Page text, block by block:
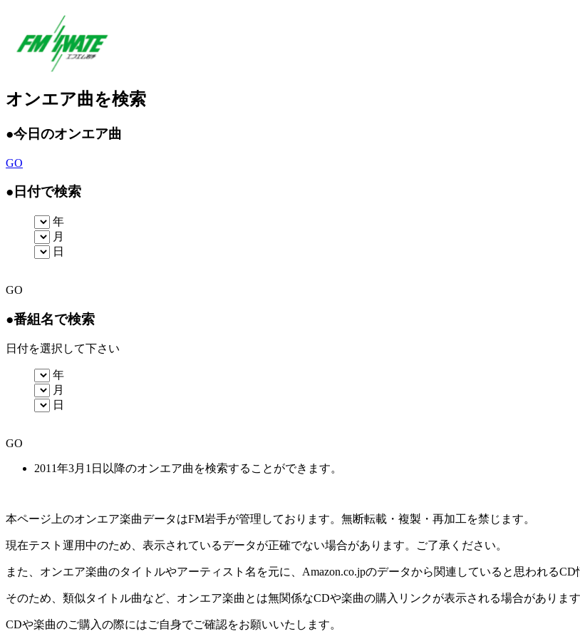
オンエア曲を検索
●今日のオンエア曲
GO
● 日付で検索
年
月
日
GO
●番組名で検索
日付を選択して下さい
年
月
日
GO
2011年3月1日以降のオンエア曲を検索することができます。
本ページ上のオンエア楽曲データはFM岩手が管理しております。無断転載・複製・再加工を禁じます。
現在テスト運用中のため、表示されているデータが正確でない場合があります。ご了承ください。
また、オンエア楽曲のタイトルやアーティスト名を元に、Amazon.co.jpのデータから関連していると思われるCD
そのため、類似タイトル曲など、オンエア楽曲とは無関係なCDや楽曲の購入リンクが表示される場合がありま
CDや楽曲のご購入の際にはご自身でご確認をお願いいたします。